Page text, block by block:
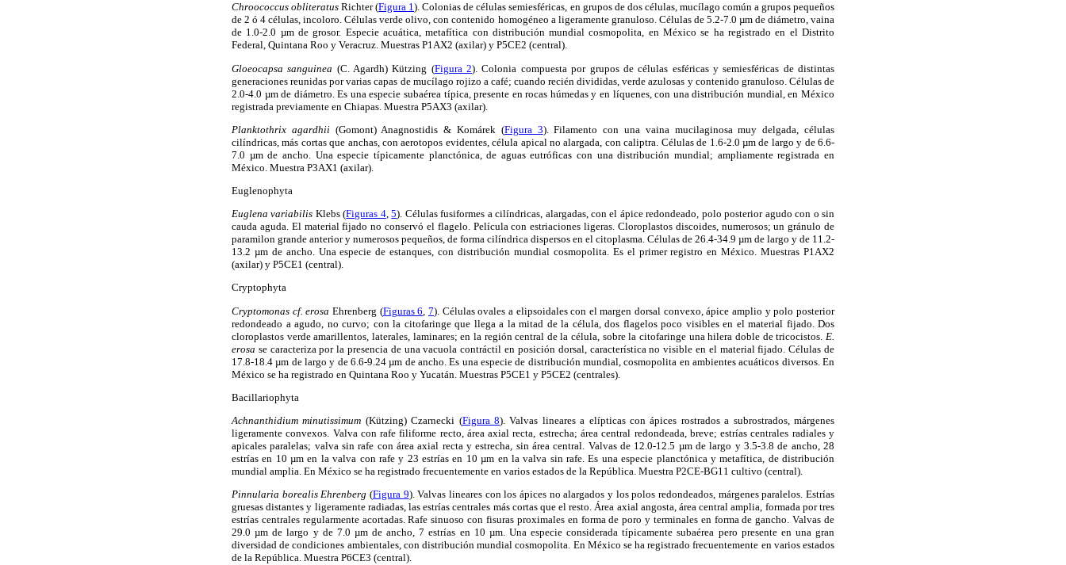
Chroococcus obliteratus Richter (Figura 1). Colonias de células semiesféricas, en grupos de dos células, mucílago común a grupos pequeños
de 2 ó 4 células, incoloro. Células verde olivo, con contenido homogéneo a ligeramente granuloso. Células de 5.2-7.0 µm de diámetro, vaina
de 1.0-2.0 µm de grosor. Especie acuática, metafítica con distribución mundial cosmopolita, en México se ha registrado en el Distrito
Federal, Quintana Roo y Veracruz. Muestras P1AX2 (axilar) y P5CE2 (central).
Gloeocapsa sanguinea (C. Agardh) Kützing (Figura 2). Colonia compuesta por grupos de células esféricas y semiesféricas de distintas
generaciones reunidas por varias capas de mucílago rojizo a café; cuando recién divididas, verde azulosas y contenido granuloso. Células de
2.0-4.0 µm de diámetro. Es una especie subaérea típica, presente en rocas húmedas y en líquenes, con una distribución mundial, en México
registrada previamente en Chiapas. Muestra P5AX3 (axilar).
Planktothrix agardhii(Gomont) Anagnostidis & Komárek (Figura 3). Filamento con una vaina mucilaginosa muy delgada, células
cilíndricas, más cortas que anchas, con aerotopos evidentes, célula apical no alargada, con caliptra. Células de 1.6-2.0 µm de largo y de 6.6-
7.0 µm de ancho. Una especie típicamente planctónica, de aguas eutróficas con una distribución mundial; ampliamente registrada en
México. Muestra P3AX1 (axilar).
Euglenophyta
Euglena variabilis Klebs (Figuras 4,5). Células fusiformes a cilíndricas, alargadas, con el ápice redondeado, polo posterior agudo con o sin
cauda aguda. El material fijado no conservó el flagelo. Película con estriaciones ligeras. Cloroplastos discoides, numerosos; un gránulo de
paramilon grande anterior y numerosos pequeños, de forma cilíndrica dispersos en el citoplasma. Células de 26.4-34.9 µm de largo y de 11.2-
13.2 µm de ancho. Una especie de estanques, con distribución mundial cosmopolita. Es el primer registro en México. Muestras P1AX2
(axilar) y P5CE1 (central).
Cryptophyta
Cryptomonas cf. erosa Ehrenberg (Figuras 6 7). Células ovales a elipsoidales con el margen dorsal convexo, ápice amplio y polo posterior
redondeado a agudo, no curvo; con la citofaringe que llega a la mitad de la célula, dos flagelos poco visibles en el material fijado. Dos
cloroplastos verde amarillentos, laterales, laminares; en la región central de la célula, sobre la citofaringe una hilera doble de tricocistos. E.
erosa se caracteriza por la presencia de una vacuola contráctil en posición dorsal, característica no visible en el material fijado. Células de
17.8-18.4 µm de largo y de 6.6-9.24 µm de ancho. Es una especie de distribución mundial, cosmopolita en ambientes acuáticos diversos. En
México se ha registrado en Quintana Roo y Yucatán. Muestras P5CE1 y P5CE2 (centrales).
Bacillariophyta
Achnanthidium minutissimum (Kützing) Czarnecki (Figura 8). Valvas lineares a elípticas con ápices rostrados a subrostrados, márgenes
ligeramente convexos. Valva con rafe filiforme recto, área axial recta, estrecha; área central redondeada, breve; estrías centrales radiales y
apicales paralelas; valva sin rafe con área axial recta y estrecha, sin área central. Valvas de 12.0-12.5 µm de largo y 3.5-3.8 de ancho, 28
estrías en 10 µm en la valva con rafe y 23 estrías en 10 µm en la valva sin rafe. Es una especie planctónica y metafítica, de distribución
mundial amplia. En México se ha registrado frecuentemente en varios estados de la República. Muestra P2CE-BG11 cultivo (central).
Pinnularia borealis Ehrenberg (Figura 9). Valvas lineares con los ápices no alargados y los polos redondeados, márgenes paralelos. Estrías
gruesas distantes y ligeramente radiadas, las estrías centrales más cortas que el resto. Área axial angosta, área central amplia, formada por tres
estrías centrales regularmente acortadas. Rafe sinuoso con fisuras proximales en forma de poro y terminales en forma de gancho. Valvas de
29.0 µm de largo y de 7.0 µm de ancho, 7 estrías en 10 µm. Una especie considerada típicamente subaérea pero presente en una gran
diversidad de condiciones ambientales, con distribución mundial cosmopolita. En México se ha registrado frecuentemente en varios estados
de la República. Muestra P6CE3 (central).